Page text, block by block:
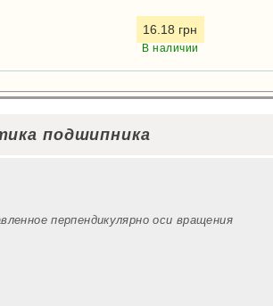
16.18 грн
В наличии
подшипника
перпендикулярно оси вращения